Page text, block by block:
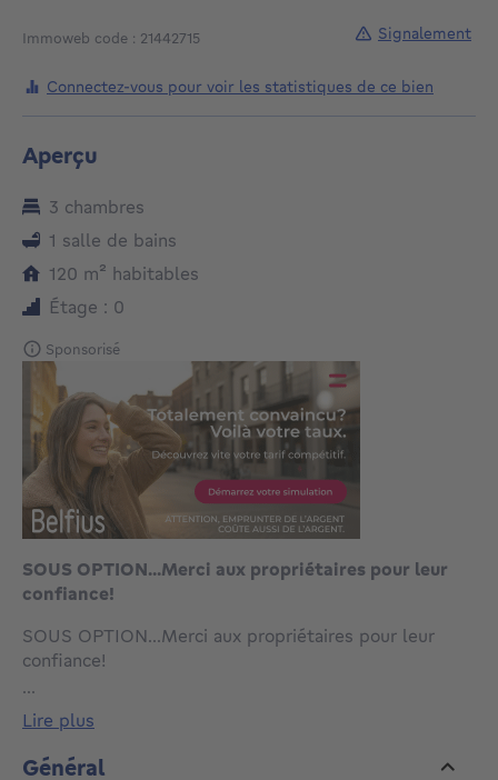
Immoweb code : 21442715
Connectez-vous pour voir les statistiques de ce bien
Signalement
Aperçu
3 chambres
1 salle de bains
120 m² mètres carrés
habitables
Étage : 0
Sponsorisé
SOUS OPTION...Merci aux propriétaires pour leur
confiance!
SOUS OPTION...Merci aux propriétaires pour leur
confiance!
privée et sécurisée, CAP SUD vous propose cet
appartement de 120 m² à rénover, situé au 3ᵉ étage
d’un immeuble bien entretenu de 7 étages.
...
lire plus
Général